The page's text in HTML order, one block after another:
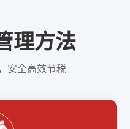
理方法
安全高效节税